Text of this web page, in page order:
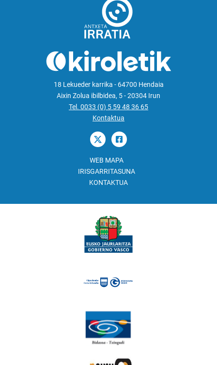
18 Lekueder karrika - 64700 Hendaia
Aixin Zolua ibilbidea, 5 - 20304 Irun
Tel. 0033 (0) 5 59 48 36 65
Kontaktua
WEB MAPA
IRISGARRITASUNA
KONTAKTUA